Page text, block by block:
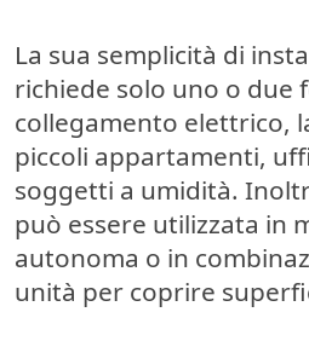
La sua semplicità di
richiede solo uno o due
collegamento elettrico,
piccoli appartamenti,
soggetti a umidità.
può essere utilizzata in
autonoma o in
unità per coprire